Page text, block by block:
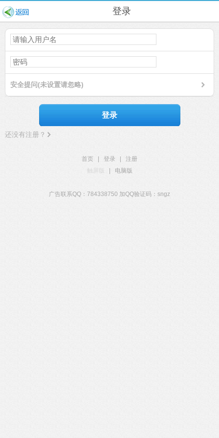
登录
安全提问(未设置请忽略)
登录
还没有注册？
首页 登录
注册
触屏版
电脑版
广告联系QQ：784338750 加QQ验证码：sngz